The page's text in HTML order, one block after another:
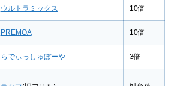
ウルトラミックス 10倍
PREMOA 10倍
らでぃっしゅぼーや 3倍